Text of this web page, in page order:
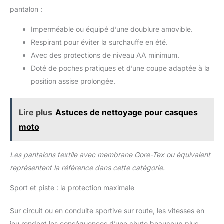
coupures. 🏍 OCCASIONS
coupe-vent et antichute offre
une protection pour les sports
de cyclisme en plein air tels
que le motocross, les VTT, les
motoneiges, les VTT, les vélos
pédales. Facile à nettoyer, laver
à la main ou en machine à
température ambiante. Ne pas
pantalon :
Imperméable ou équipé d’une doublure amovible.
Respirant pour éviter la surchauffe en été.
Avec des protections de niveau AA minimum.
Doté de poches pratiques et d’une coupe adaptée à la
position assise prolongée.
Lire plus Astuces de nettoyage pour casques
moto
Les pantalons textile avec membrane Gore-Tex ou équivalent
représentent la référence dans cette catégorie.
Sport et piste : la protection maximale
Sur circuit ou en conduite sportive sur route, les vitesses en